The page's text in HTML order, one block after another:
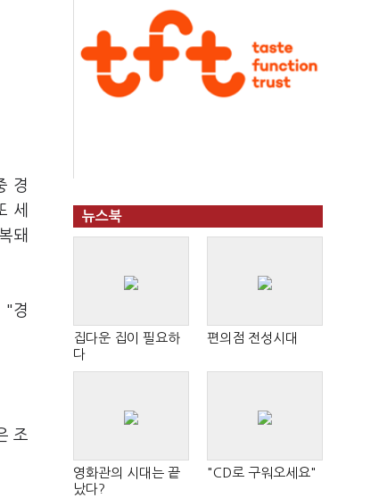
경
세
돼
"경
조
뉴스북
집다운 집이 필요하
다
편의점 전성시대
영화관의 시대는 끝
났다?
"CD로 구워오세요"